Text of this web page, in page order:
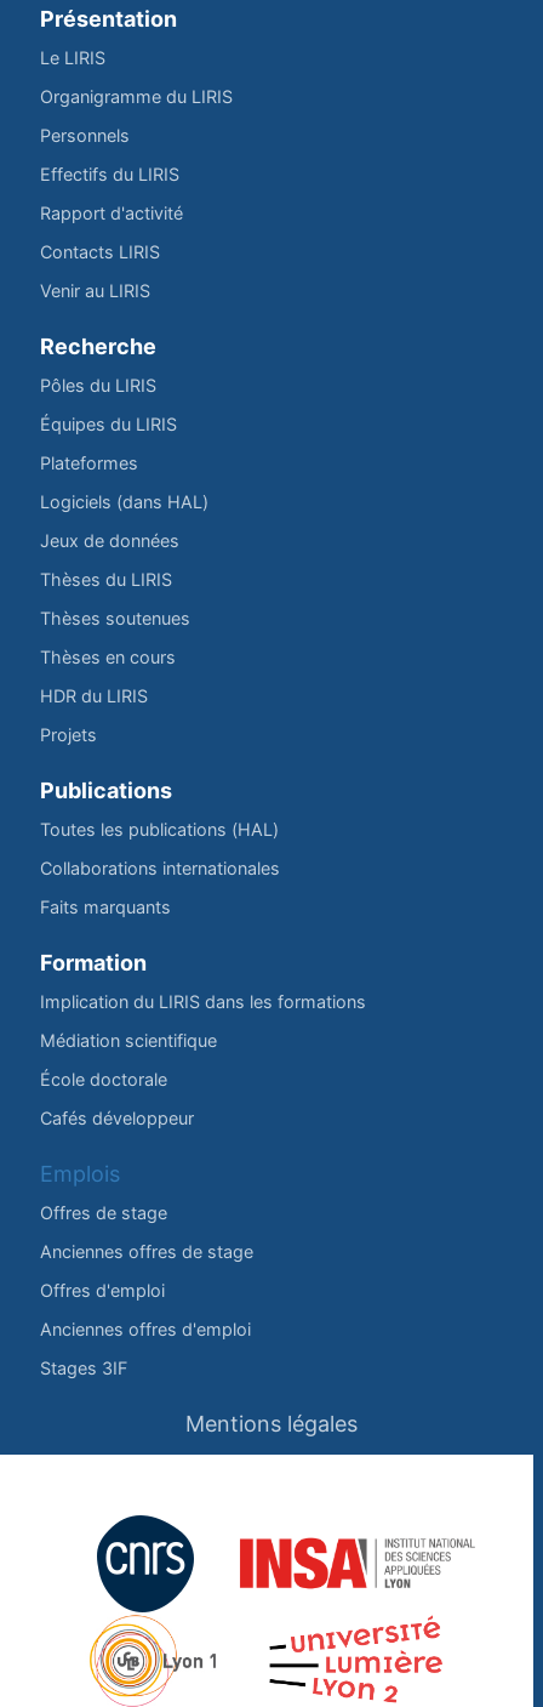
Présentation
Le LIRIS
Organigramme du LIRIS
Personnels
Effectifs du LIRIS
Rapport d'activité
Contacts LIRIS
Venir au LIRIS
Recherche
Pôles du LIRIS
Équipes du LIRIS
Plateformes
Logiciels (dans HAL)
Jeux de données
Thèses du LIRIS
Thèses soutenues
Thèses en cours
HDR du LIRIS
Projets
Publications
Toutes les publications (HAL)
Collaborations internationales
Faits marquants
Formation
Implication du LIRIS dans les formations
Médiation scientifique
École doctorale
Cafés développeur
Emplois
Offres de stage
Anciennes offres de stage
Offres d'emploi
Anciennes offres d'emploi
Stages 3IF
Mentions légales